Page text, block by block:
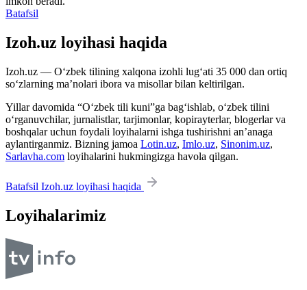
Batafsil
Izoh.uz loyihasi haqida
Izoh.uz — O‘zbek tilining xalqona izohli lug‘ati 35 000 dan ortiq
so‘zlarning ma’nolari ibora va misollar bilan keltirilgan.
Yillar davomida “O‘zbek tili kuni”ga bag‘ishlab, o‘zbek tilini
o‘rganuvchilar, jurnalistlar, tarjimonlar, kopirayterlar, blogerlar va
boshqalar uchun foydali loyihalarni ishga tushirishni an’anaga
aylantirganmiz. Bizning jamoa Lotin.uz, Imlo.uz, Sinonim.uz,
Sarlavha.com loyihalarini hukmingizga havola qilgan.
Batafsil Izoh.uz loyihasi haqida
Loyihalarimiz